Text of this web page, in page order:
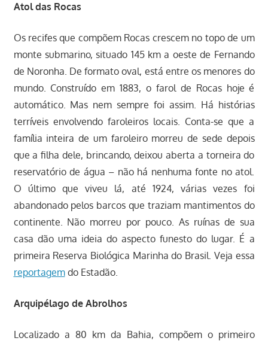
Atol das Rocas
Os recifes que compõem Rocas crescem no topo de um
monte submarino, situado 145 km a oeste de Fernando
de Noronha. De formato oval, está entre os menores do
mundo. Construído em 1883, o farol de Rocas hoje é
automático. Mas nem sempre foi assim. Há histórias
terríveis envolvendo faroleiros locais. Conta-se que a
família inteira de um faroleiro morreu de sede depois
que a filha dele, brincando, deixou aberta a torneira do
reservatório de água – não há nenhuma fonte no atol.
O último que viveu lá, até 1924, várias vezes foi
abandonado pelos barcos que traziam mantimentos do
continente. Não morreu por pouco. As ruínas de sua
casa dão uma ideia do aspecto funesto do lugar. É a
primeira Reserva Biológica Marinha do Brasil. Veja essa
reportagemdo Estadão.
Arquipélago de Abrolhos
Localizado a 80 km da Bahia, compõem o primeiro